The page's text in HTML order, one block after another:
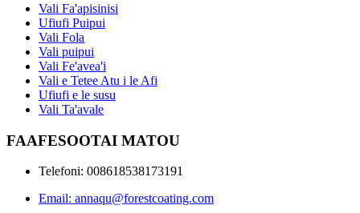
Vali Fa'apisinisi
Ufiufi Puipui
Vali Fola
Vali puipui
Vali Fe'avea'i
Vali e Tetee Atu i le Afi
Ufiufi e le susu
Vali Ta'avale
FAAFESOOTAI MATOU
Telefoni: 008618538173191
Email: annaqu@forestcoating.com